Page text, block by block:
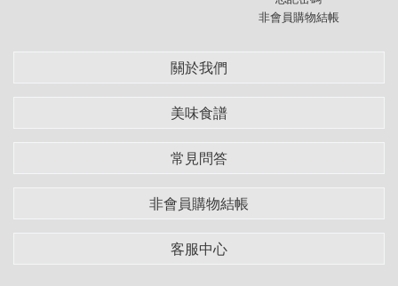
非會員購物結帳
關於我們
美味食譜
常見問答
非會員購物結帳
客服中心